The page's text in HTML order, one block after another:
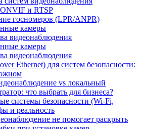
и RTSP
госномеров (LPR/ANPR)
камеры
видеонаблюдения
камеры
видеонаблюдения
Ethernet) для систем безопасности:
vs локальный
что выбрать для бизнеса?
системы безопасности (Wi-Fi,
и реальность
не помогает раскрыть